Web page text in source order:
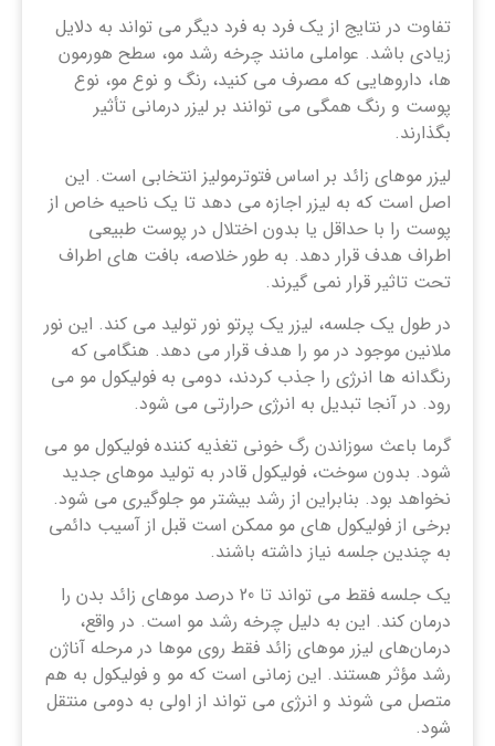
تفاوت در نتایج از یک فرد به فرد دیگر می تواند به دلایل
زیادی باشد. عواملی مانند چرخه رشد مو، سطح هورمون
ها، داروهایی که مصرف می کنید، رنگ و نوع مو، نوع
پوست و رنگ همگی می توانند بر لیزر درمانی تأثیر
بگذارند.
لیزر موهای زائد بر اساس فتوترمولیز انتخابی است. این
اصل است که به لیزر اجازه می دهد تا یک ناحیه خاص از
پوست را با حداقل یا بدون اختلال در پوست طبیعی
اطراف هدف قرار دهد. به طور خلاصه، بافت های اطراف
تحت تاثیر قرار نمی گیرند.
در طول یک جلسه، لیزر یک پرتو نور تولید می کند. این نور
ملانین موجود در مو را هدف قرار می دهد. هنگامی که
رنگدانه ها انرژی را جذب کردند، دومی به فولیکول مو می
رود. در آنجا تبدیل به انرژی حرارتی می شود.
گرما باعث سوزاندن رگ خونی تغذیه کننده فولیکول مو می
شود. بدون سوخت، فولیکول قادر به تولید موهای جدید
نخواهد بود. بنابراین از رشد بیشتر مو جلوگیری می شود.
برخی از فولیکول های مو ممکن است قبل از آسیب دائمی
به چندین جلسه نیاز داشته باشند.
یک جلسه فقط می تواند تا 20 درصد موهای زائد بدن را
درمان کند. این به دلیل چرخه رشد مو است. در واقع،
درمان‌های لیزر موهای زائد فقط روی موها در مرحله آناژن
رشد مؤثر هستند. این زمانی است که مو و فولیکول به هم
متصل می شوند و انرژی می تواند از اولی به دومی منتقل
شود.